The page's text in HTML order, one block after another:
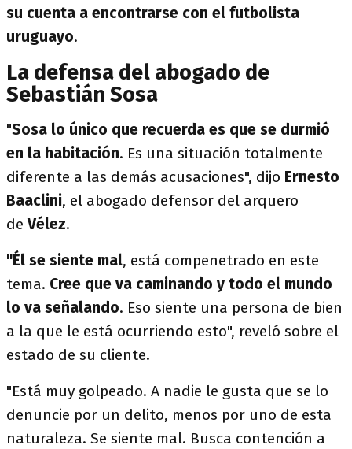
su cuenta a encontrarse con el futbolista
uruguayo.
La defensa del abogado de
Sebastián Sosa
"Sosa lo único que recuerda es que se durmió
en la habitación. Es una situación totalmente
diferente a las demás acusaciones", dijo Ernesto
Baaclini, el abogado defensor del arquero
deVélez.
"Él se siente mal, está compenetrado en este
tema. Cree que va caminando y todo el mundo
lo va señalando. Eso siente una persona de bien
a la que le está ocurriendo esto", reveló sobre el
estado de su cliente.
"Está muy golpeado. A nadie le gusta que se lo
denuncie por un delito, menos por uno de esta
naturaleza. Se siente mal. Busca contención a